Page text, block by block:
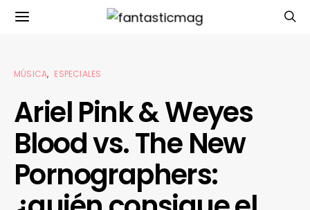
MÚSICA ESPECIALES
Ariel Pink & Weyes
Blood vs. The New
Pornographers: